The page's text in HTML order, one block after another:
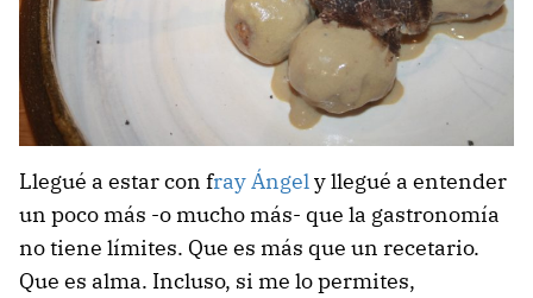
Llegué a estar con fray Ángely llegué a entender
un poco más -o mucho más- que la gastronomía
no tiene límites. Que es más que un recetario.
Que es alma. Incluso, si me lo permites,